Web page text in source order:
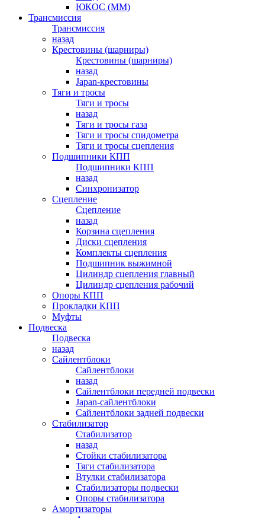
ЮКОС (ММ)
Трансмиссия
Трансмиссия
назад
Крестовины (шарниры)
Крестовины (шарниры)
назад
Japan-крестовины
Тяги и тросы
Тяги и тросы
назад
Тяги и тросы газа
Тяги и тросы спидометра
Тяги и тросы сцепления
Подшипники КПП
Подшипники КПП
назад
Синхронизатор
Сцепление
Сцепление
назад
Корзина сцепления
Диски сцепления
Комплекты сцепления
Подшипник выжимной
Цилиндр сцепления главный
Цилиндр сцепления рабочий
Опоры КПП
Прокладки КПП
Муфты
Подвеска
Подвеска
назад
Сайлентблоки
Сайлентблоки
назад
Сайлентблоки передней подвески
Japan-сайлентблоки
Сайлентблоки задней подвески
Стабилизатор
Стабилизатор
назад
Стойки стабилизатора
Тяги стабилизатора
Втулки стабилизатора
Стабилизаторы подвески
Опоры стабилизатора
Амортизаторы